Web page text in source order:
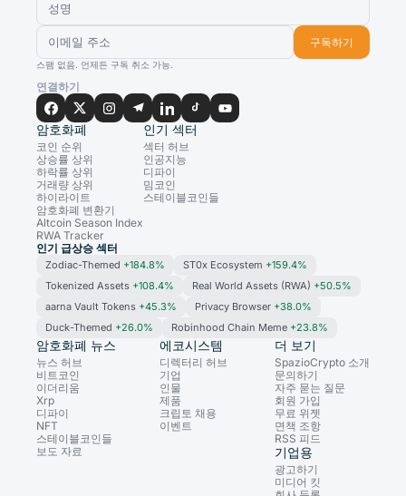
구독하기
스팸 없음. 언제든 구독 취소 가능.
연결하기
암호화폐
코인 순위
상승률 상위
하락률 상위
거래량 상위
하이라이트
암호화폐 변환기
Altcoin Season Index
RWA Tracker
인기 섹터
섹터 허브
인공지능
디파이
밈코인
스테이블코인들
인기 급상승 섹터
Zodiac-Themed +184.8% ST0x Ecosystem +159.4%
Tokenized Assets +108.4% Real World Assets (RWA) +50.5%
aarna Vault Tokens +45.3% Privacy Browser +38.0%
Duck-Themed +26.0% Robinhood Chain Meme +23.8%
암호화폐 뉴스
뉴스 허브
비트코인
이더리움
Xrp
디파이
NFT
스테이블코인들
보도 자료
에코시스템
디렉터리 허브
기업
인물
제품
크립토 채용
이벤트
더 보기
SpazioCrypto 소개
문의하기
자주 묻는 질문
회원 가입
무료 위젯
면책 조항
RSS 피드
기업용
광고하기
미디어 킷